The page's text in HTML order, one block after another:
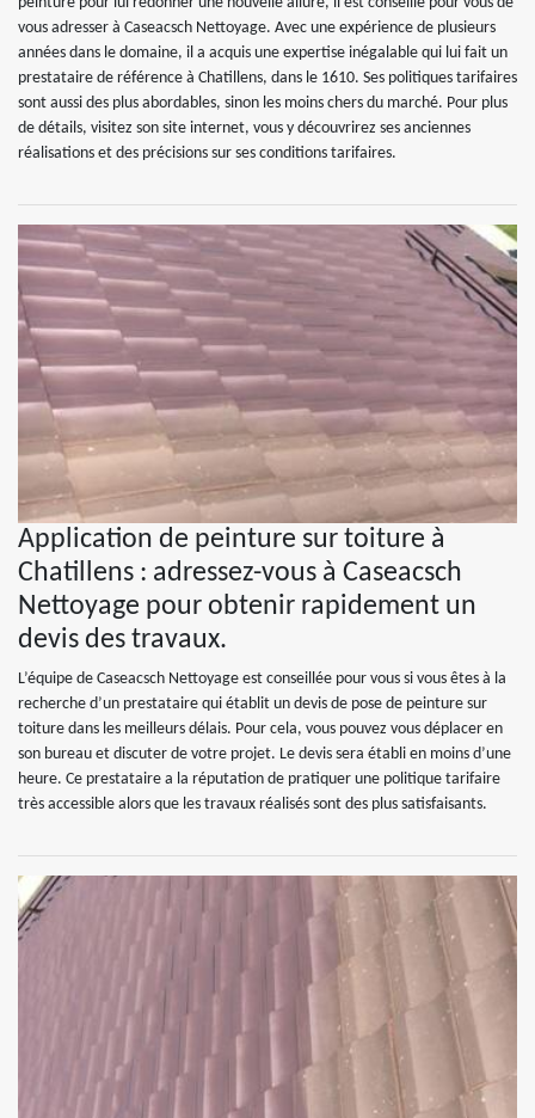
vous adresser à Caseacsch Nettoyage. Avec une expérience de plusieurs
années dans le domaine, il a acquis une expertise inégalable qui lui fait un
prestataire de référence à Chatillens, dans le 1610. Ses politiques tarifaires
sont aussi des plus abordables, sinon les moins chers du marché. Pour plus
de détails, visitez son site internet, vous y découvrirez ses anciennes
réalisations et des précisions sur ses conditions tarifaires.
Application de peinture sur toiture à
Chatillens : adressez-vous à Caseacsch
Nettoyage pour obtenir rapidement un
devis des travaux.
L’équipe de Caseacsch Nettoyage est conseillée pour vous si vous êtes à la
recherche d’un prestataire qui établit un devis de pose de peinture sur
toiture dans les meilleurs délais. Pour cela, vous pouvez vous déplacer en
son bureau et discuter de votre projet. Le devis sera établi en moins d’une
heure. Ce prestataire a la réputation de pratiquer une politique tarifaire
très accessible alors que les travaux réalisés sont des plus satisfaisants.